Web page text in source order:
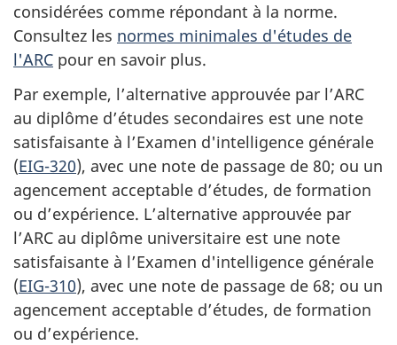
considérées comme répondant à la norme.
Consultez les normes minimales d'études de
l'ARC pour en savoir plus.
Par exemple, l’alternative approuvée par l’ARC
au diplôme d’études secondaires est une note
satisfaisante à l’Examen d'intelligence générale
(EIG-320), avec une note de passage de 80; ou un
agencement acceptable d’études, de formation
ou d’expérience. L’alternative approuvée par
l’ARC au diplôme universitaire est une note
satisfaisante à l’Examen d'intelligence générale
(EIG-310), avec une note de passage de 68; ou un
agencement acceptable d’études, de formation
ou d’expérience.